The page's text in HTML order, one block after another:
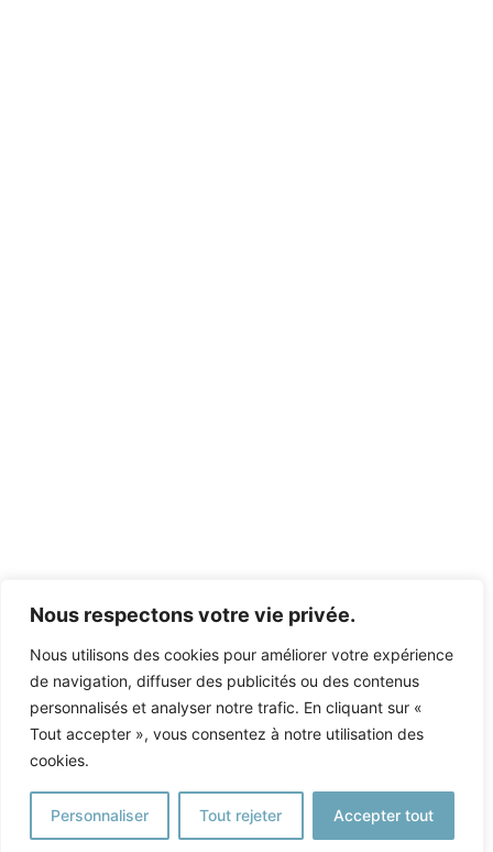
Nous respectons votre vie privée.
Nous utilisons des cookies pour améliorer votre expérience
de navigation, diffuser des publicités ou des contenus
personnalisés et analyser notre trafic. En cliquant sur «
Tout accepter », vous consentez à notre utilisation des
cookies.
Personnaliser Tout rejeter Accepter tout